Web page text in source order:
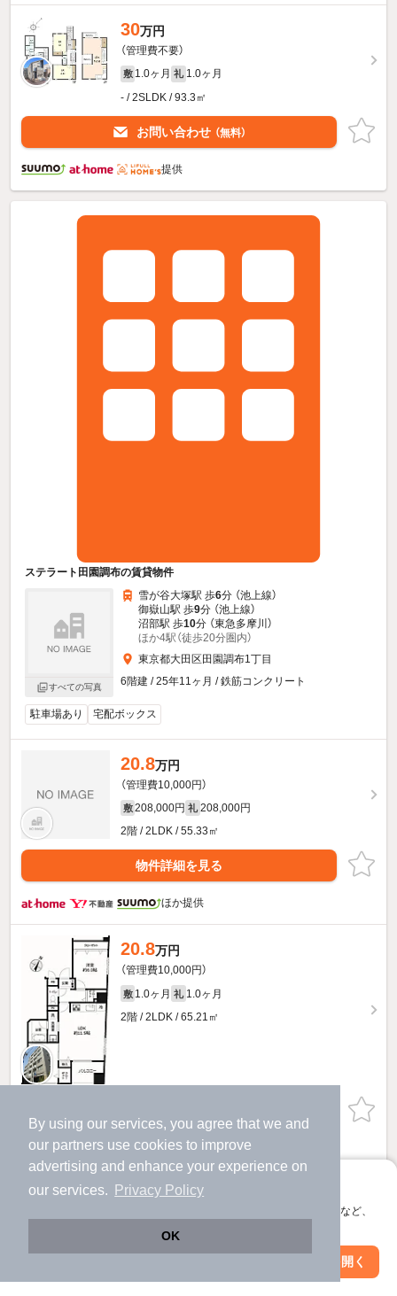
By using our services, you agree that we and
our partners use cookies to improve
advertising and enhance your experience on
our services.
Privacy Policy
OK
アプリに切り替えて、サクサクお部屋探し
会員登録なしですぐ使える。マップ検索やお気に入り保存など、
アプリを開く
30万円
（管理費不要）
敷 1.0ヶ月 礼 1.0ヶ月
- / 2SLDK / 93.3㎡
お問い合わせ （無料）
提供
ステラート田園調布の賃貸物件
すべての写真
雪が谷大塚駅 歩6分 （池上線）
御嶽山駅 歩9分 （池上線）
沼部駅 歩10分 （東急多摩川）
ほか4駅（徒歩20分圏内）
東京都大田区田園調布1丁目
6階建 / 25年11ヶ月 / 鉄筋コンクリート
駐車場あり 宅配ボックス
20.8万円
（管理費10,000円）
敷 208,000円 礼 208,000円
2階 / 2LDK / 55.33㎡
物件詳細を見る
ほか提供
20.8万円
（管理費10,000円）
敷 1.0ヶ月 礼 1.0ヶ月
2階 / 2LDK / 65.21㎡
提供
絞り込み条件を変更